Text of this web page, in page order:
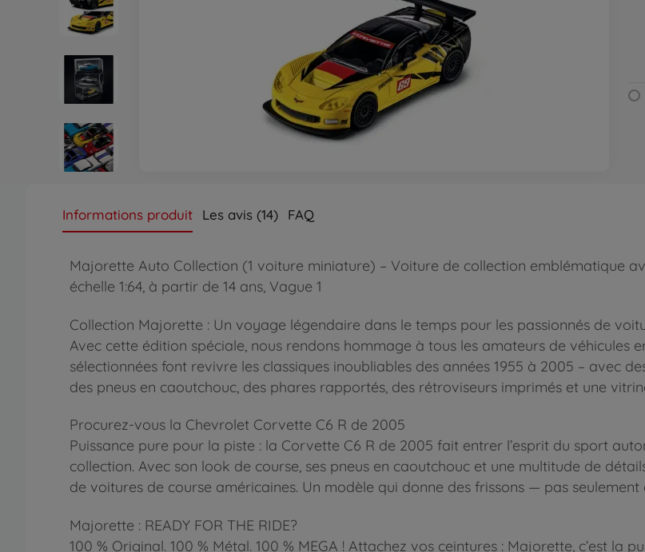
Informations produit Les avis (14) FAQ
Majorette Auto Collection (1 voiture miniature) – Voiture de collection emblématique
échelle 1:64, à partir de 14 ans, Vague 1
Collection Majorette : Un voyage légendaire dans le temps pour les passionnés de
Avec cette édition spéciale, nous rendons hommage à tous les amateurs de véhicules
sélectionnées font revivre les classiques inoubliables des années 1955 à 2005 – avec
des pneus en caoutchouc, des phares rapportés, des rétroviseurs imprimés et une
Procurez-vous la Chevrolet Corvette C6 R de 2005
Puissance pure pour la piste : la Corvette C6 R de 2005 fait entrer l’esprit du sport
collection. Avec son look de course, ses pneus en caoutchouc et une multitude de
de voitures de course américaines. Un modèle qui donne des frissons — pas seulement
Majorette : READY FOR THE RIDE?
100 % Original. 100 % Métal. 100 % MEGA ! Attachez vos ceintures : Majorette, c’est la